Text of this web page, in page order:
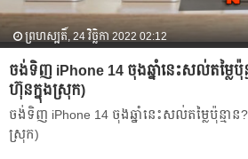
ព្រហស្បតិ៍, 24 វិច្ឆិកា 2022 02:12
ចង់ទិញ iPhone 14 ចុងឆ្នាំនេះសល់តម្លៃប៉ុន្
ហ៊ុនក្នុងស្រុក)
ចង់ទិញ iPhone 14 ចុងឆ្នាំនេះសល់តម្លៃប៉ុន្មាន
ស្រុក)